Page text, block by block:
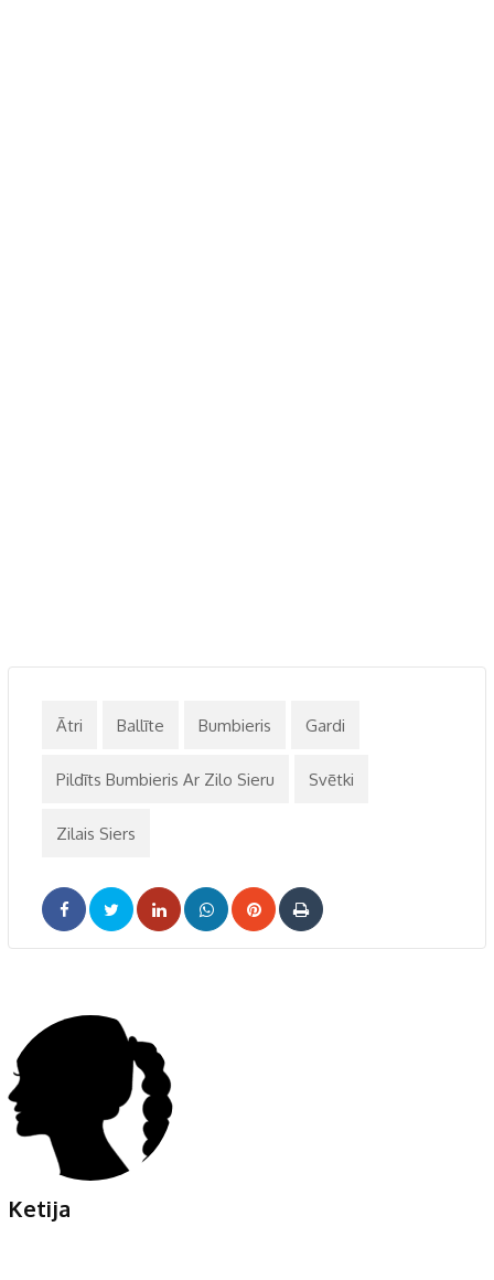
Ātri Ballīte Bumbieris Gardi
Pildīts Bumbieris Ar Zilo Sieru Svētki
Zilais Siers
LinkedInWhatsappPinterest
Print
Ketija